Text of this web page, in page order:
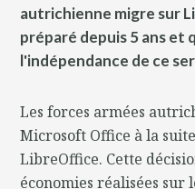
autrichienne migre sur
préparé depuis 5 ans et
l'indépendance de ce
Les forces armées
Microsoft Office à la
LibreOffice. Cette
économies réalisées sur